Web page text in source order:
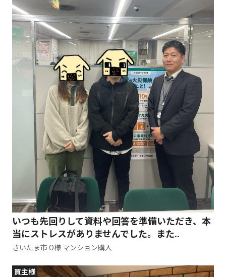
いつも先回りして資料や回答を準備いただき、本
当にストレスがありませんでした。また..
さいたま市 O様 マンション購入
買主様